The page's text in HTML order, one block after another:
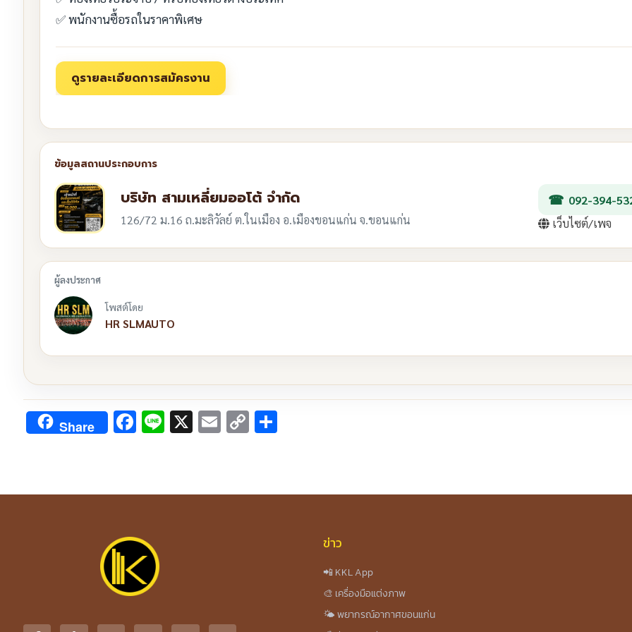
✅ พนักงานซื้อรถในราคาพิเศษ
บริษัท สามเหลี่ยมออโต้ จำกัด
126/72 ม.16 ถ.มะลิวัลย์ ต.ในเมือง อ.เมืองขอนแก่น จ.ขอนแก่น
092-394-
เว็บไซต์/เพจ
โพสต์โดย
HR SLMAUTO
Share Facebook
Line
X Email
Copy
ข่าว
📲 KKL App
🎨 เครื่องมือแต่งภาพ
🌤️ พยากรณ์อากาศขอนแก่น